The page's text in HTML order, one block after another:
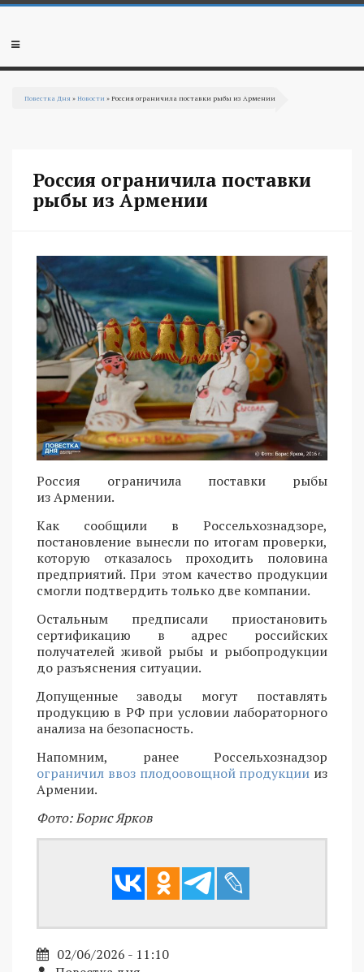
Перейти к основному содержанию
Мобильное
Повестка Дня »Новости » Россия ограничила поставки рыбы из Армении
Россия ограничила поставки
рыбы из Армении
Россия ограничила поставки рыбы
из Армении.
Как сообщили в Россельхознадзоре,
постановление вынесли по итогам проверки,
которую отказалось проходить половина
предприятий. При этом качество продукции
смогли подтвердить только две компании.
Остальным предписали приостановить
сертификацию в адрес российских
получателей живой рыбы и рыбопродукции
до разъяснения ситуации.
Допущенные заводы могут поставлять
продукцию в РФ при условии лабораторного
анализа на безопасность.
Напомним, ранее Россельхознадзор
ограничил ввоз плодоовощной продукции из
Армении.
Фото: Борис Ярков
02/06/2026 - 11:10